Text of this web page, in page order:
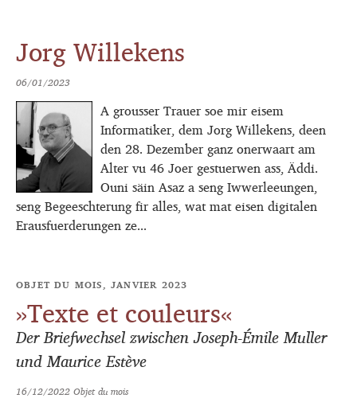
Jorg Willekens
06/01/2023
A grousser Trauer soe mir eisem
Informatiker, dem Jorg Willekens, deen
den 28. Dezember ganz onerwaart am
Alter vu 46 Joer gestuerwen ass, Äddi.
Ouni säin Asaz a seng Iwwerleeungen,
seng Begeeschterung fir alles, wat mat eisen digitalen
Erausfuerderungen ze...
OBJET DU MOIS, JANVIER 2023
»Texte et couleurs«
Der Briefwechsel zwischen Joseph-Émile Muller
und Maurice Estève
16/12/2022Objet du mois